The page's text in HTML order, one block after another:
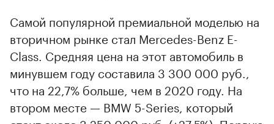
Самой популярной премиальной моделью на
вторичном рынке стал Mercedes-Benz E-
Class. Средняя цена на этот автомобиль в
минувшем году составила 3 300 000 руб.,
что на 22,7% больше, чем в 2020 году. На
втором месте — BMW 5-Series, который